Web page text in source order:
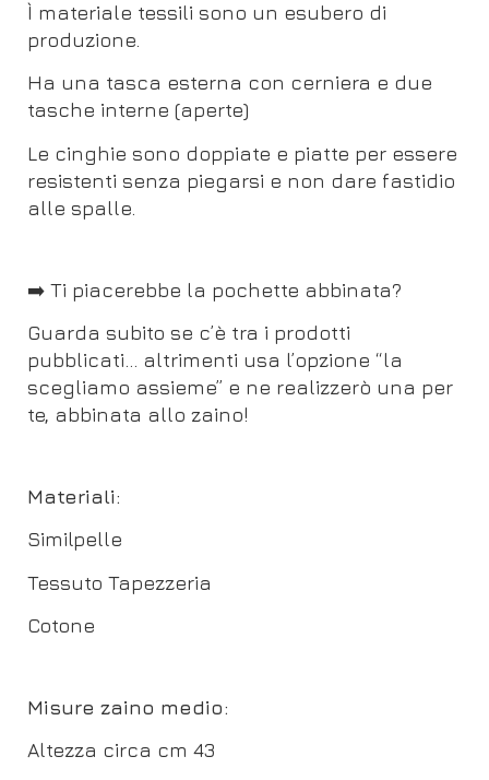
Ì materiale tessili sono un esubero di
produzione.
Ha una tasca esterna con cerniera e due
tasche interne (aperte)
Le cinghie sono doppiate e piatte per essere
resistenti senza piegarsi e non dare fastidio
alle spalle.
➡️ Ti piacerebbe la pochette abbinata?
Guarda subito se c’è tra i prodotti
pubblicati… altrimenti usa l’opzione “la
scegliamo assieme” e ne realizzerò una per
te, abbinata allo zaino!
Materiali:
Similpelle
Tessuto Tapezzeria
Cotone
Misure zaino medio:
Altezza circa cm 43